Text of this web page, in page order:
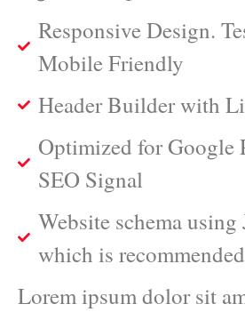
Responsive Design.
Mobile Friendly
Header Builder with
Optimized for Google
SEO Signal
Website schema
which is
Lorem ipsum dolor sit